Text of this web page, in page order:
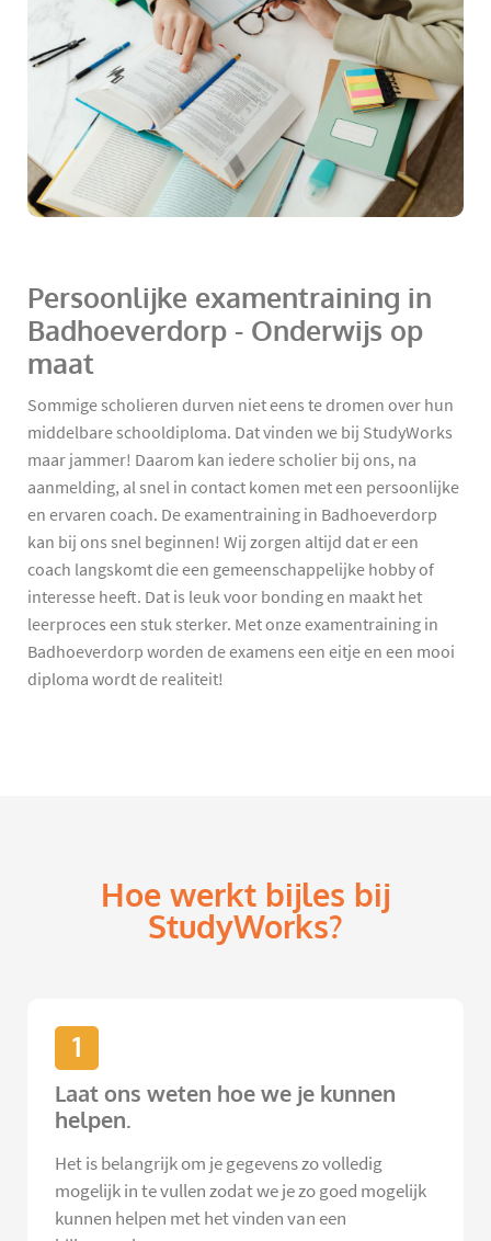
Persoonlijke examentraining in
Badhoeverdorp - Onderwijs op
maat
Sommige scholieren durven niet eens te dromen over hun
middelbare schooldiploma. Dat vinden we bij StudyWorks
maar jammer! Daarom kan iedere scholier bij ons, na
aanmelding, al snel in contact komen met een persoonlijke
en ervaren coach. De examentraining in Badhoeverdorp
kan bij ons snel beginnen! Wij zorgen altijd dat er een
coach langskomt die een gemeenschappelijke hobby of
interesse heeft. Dat is leuk voor bonding en maakt het
leerproces een stuk sterker. Met onze examentraining in
Badhoeverdorp worden de examens een eitje en een mooi
diploma wordt de realiteit!
Hoe werkt bijles bij
StudyWorks?
1
Laat ons weten hoe we je kunnen
helpen.
Het is belangrijk om je gegevens zo volledig
mogelijk in te vullen zodat we je zo goed mogelijk
kunnen helpen met het vinden van een